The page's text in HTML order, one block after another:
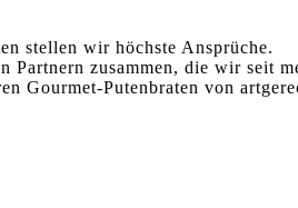
stellen wir höchste Ansprüche.
Partnern zusammen, die wir seit
Gourmet-Putenbraten von